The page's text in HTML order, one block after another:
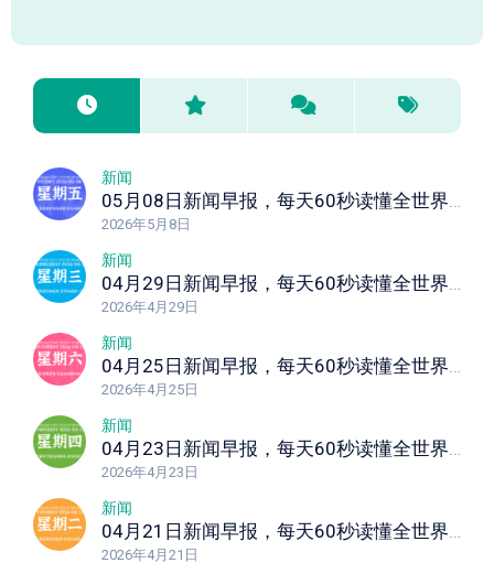
新闻
05月08日新闻早报，每天60秒读懂全世界！
2026年5月8日
新闻
04月29日新闻早报，每天60秒读懂全世界！
2026年4月29日
新闻
04月25日新闻早报，每天60秒读懂全世界！
2026年4月25日
新闻
04月23日新闻早报，每天60秒读懂全世界！
2026年4月23日
新闻
04月21日新闻早报，每天60秒读懂全世界！
2026年4月21日